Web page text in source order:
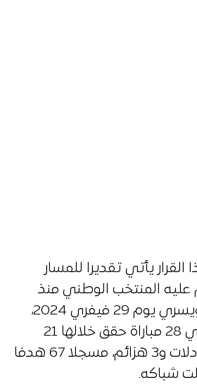
القرار يأتي تقديرا للمسار
عليه المنتخب الوطني منذ
تعيين التقني السويسري يوم 29 فيفري 2024،
حيث قاد “الخضر” في 28 مباراة حقق خلالها 21
انتصارا مقابل 4 تعادلات و3 هزائم، مسجلا 67 هدفا